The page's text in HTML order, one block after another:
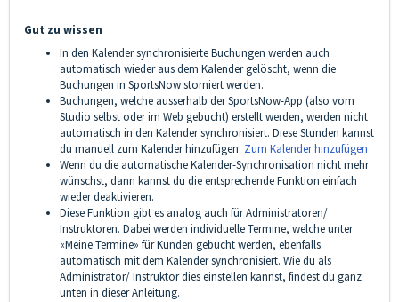
Gut zu wissen
In den Kalender synchronisierte Buchungen werden auch
automatisch wieder aus dem Kalender gelöscht, wenn die
Buchungen in SportsNow storniert werden.
Buchungen, welche ausserhalb der SportsNow-App (also vom
Studio selbst oder im Web gebucht) erstellt werden, werden nicht
automatisch in den Kalender synchronisiert. Diese Stunden kannst
du manuell zum Kalender hinzufügen: Zum Kalender hinzufügen
Wenn du die automatische Kalender-Synchronisation nicht mehr
wünschst, dann kannst du die entsprechende Funktion einfach
wieder deaktivieren.
Diese Funktion gibt es analog auch für Administratoren/
Instruktoren. Dabei werden individuelle Termine, welche unter
«Meine Termine» für Kunden gebucht werden, ebenfalls
automatisch mit dem Kalender synchronisiert. Wie du als
Administrator/ Instruktor dies einstellen kannst, findest du ganz
unten in dieser Anleitung.